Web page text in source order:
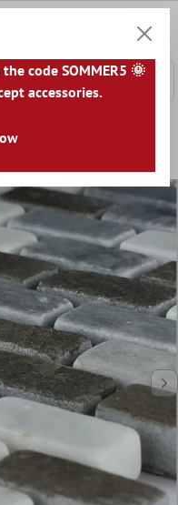
Πλακάκια
Carrara
code SOMMER5 🌞
accessories.